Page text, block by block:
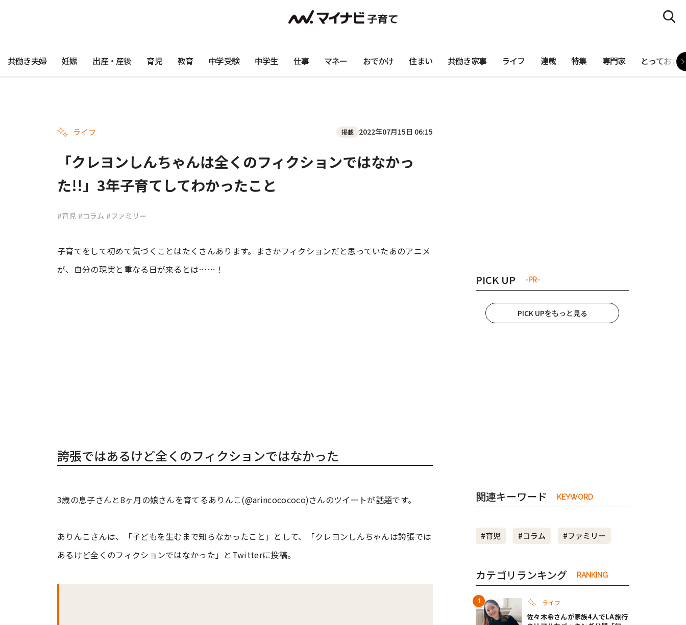
共働き夫婦 妊娠 出産・産後 育児 教育 中学受験 中学生 仕事 マネー おでかけ 住まい 共働き家事 ライフ 連載 特集 専門家 とっておき
ライフ 掲載 2022年07月15日 06:15
「クレヨンしんちゃんは全くのフィクションではなかっ
た!!」3年子育てしてわかったこと
#育児 #コラム #ファミリー
子育てをして初めて気づくことはたくさんあります。まさかフィクションだと思っていたあのアニメ
が、自分の現実と重なる日が来るとは……！
誇張ではあるけど全くのフィクションではなかった
3歳の息子さんと8ヶ月の娘さんを育てるありんこ(@arincocococo)さんのツイートが話題です。
ありんこさんは、「子どもを生むまで知らなかったこと」として、「クレヨンしんちゃんは誇張では
あるけど全くのフィクションではなかった」とTwitterに投稿。
PICK UP -PR-
PICK UPをもっと見る
関連キーワード KEYWORD
#育児 #コラム #ファミリー
カテゴリランキング RANKING
ライフ
佐々木希さんが家族4人でLA旅行